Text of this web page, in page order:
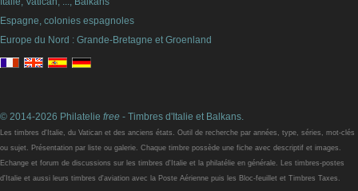
Espagne, colonies espagnoles
Europe du Nord : Grande-Bretagne et Groenland
© 2014-2026 Philatelie free - Timbres d'Italie et Balkans.
Les timbres d'Italie, du Vatican et des anciens états. Outil de recherche par années, type, séries, mot-clés
ou sujet. Présentation par liste ou galerie. Chaque timbre possède une fiche avec descriptif et images.
Echange et forum de discussions sur les timbres d'Italie et la philatélie en générale. Les timbres-postes
d'Italie et aussi leurs timbres d'aviation avec la Poste Aérienne puis les Bloc-feuillet et Timbres Taxes.